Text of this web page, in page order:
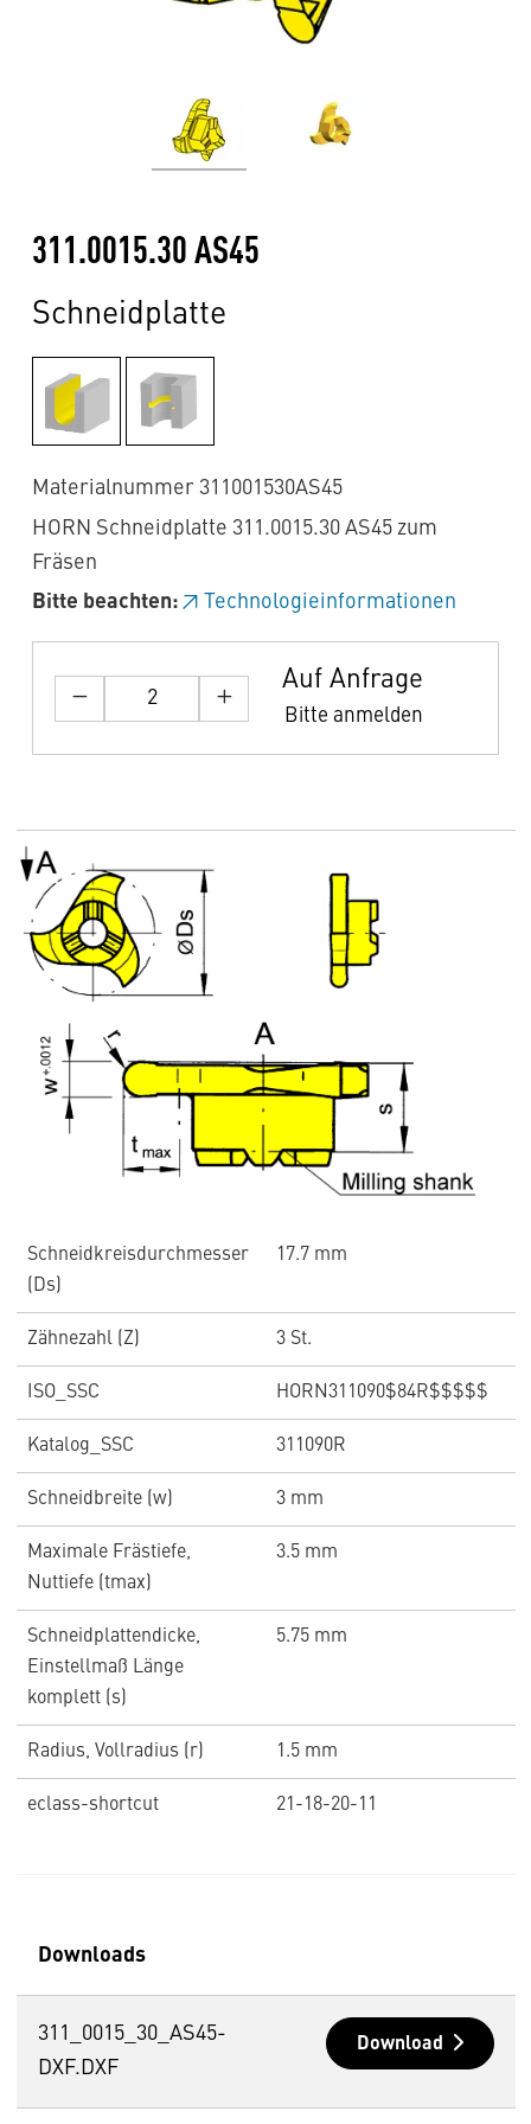
311.0015.30 AS45
Schneidplatte
Materialnummer 311001530AS45
HORN Schneidplatte 311.0015.30 AS45 zum
Fräsen
Bitte beachten:
Technologieinformationen
Auf Anfrage
Bitte anmelden
Schneidkreisdurchmesser
(Ds)
17.7 mm
Zähnezahl (Z) 3 St.
ISO_SSC HORN311090$84R$$$$$
Katalog_SSC 311090R
Schneidbreite (w) 3 mm
Maximale Frästiefe,
Nuttiefe (tmax)
3.5 mm
Schneidplattendicke,
Einstellmaß Länge
komplett (s)
5.75 mm
Radius, Vollradius (r) 1.5 mm
eclass-shortcut 21-18-20-11
Downloads
311_0015_30_AS45-
DXF.DXF
Download